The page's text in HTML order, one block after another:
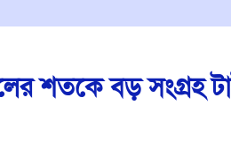
শতকে বড় সংগ্রহ